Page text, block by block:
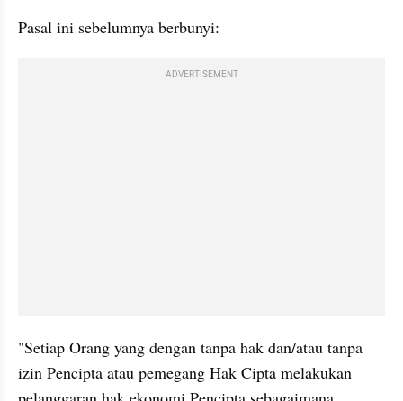
Pasal ini sebelumnya berbunyi:
ADVERTISEMENT
"Setiap Orang yang dengan tanpa hak dan/atau tanpa
izin Pencipta atau pemegang Hak Cipta melakukan